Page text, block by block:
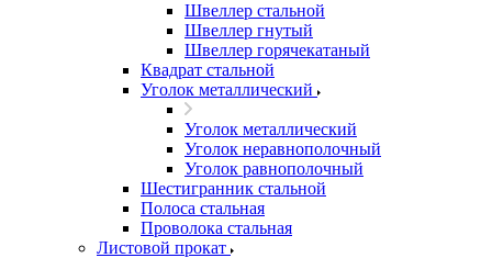
Швеллер стальной
Швеллер гнутый
Швеллер горячекатаный
Квадрат стальной
Уголок металлический
Уголок металлический
Уголок неравнополочный
Уголок равнополочный
Шестигранник стальной
Полоса стальная
Проволока стальная
Листовой прокат